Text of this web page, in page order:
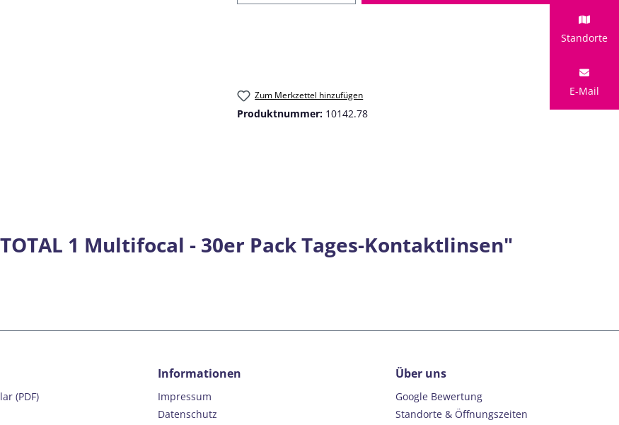
Zum Merkzettel hinzufügen
Produktnummer: 10142.78
1 Multifocal - 30er Pack Tages-Kontaktlinsen"
Standorte
E-Mail
(PDF)
Informationen
Impressum
Datenschutz
Über uns
Google Bewertung
Standorte & Öffnungszeiten